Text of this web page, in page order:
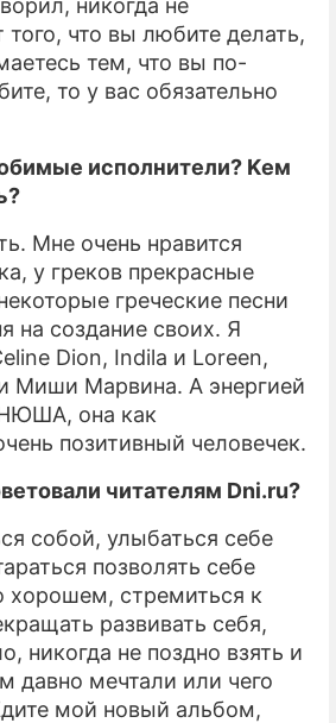
никогда не
того, что вы любите делать,
тем, что вы по-
то у вас обязательно
исполнители? Kем
Мне очень нравится
у греков прекрасные
греческие песни
на создание своих. Я
Dion, Indila и Loreen,
Миши Марвина. А энергией
она как
позитивный человечек.
читателям Dni.ru?
собой, улыбаться себе
позволять себе
хорошем, стремиться к
развивать себя,
никогда не поздно взять и
давно мечтали или чего
мой новый альбом,